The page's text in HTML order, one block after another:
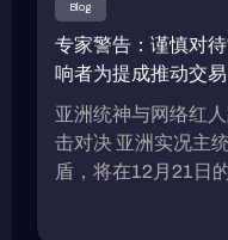
Blog
专家警告：谨慎对
响者为提成推动交
亚洲统神与网络红
击对决 亚洲实况主
盾，将在12月21日
知名度，他们的出